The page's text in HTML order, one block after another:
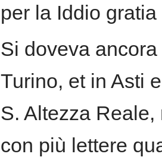
per la Iddio
Si doveva
Turino, et in Asti
S. Altezza
con più lettere